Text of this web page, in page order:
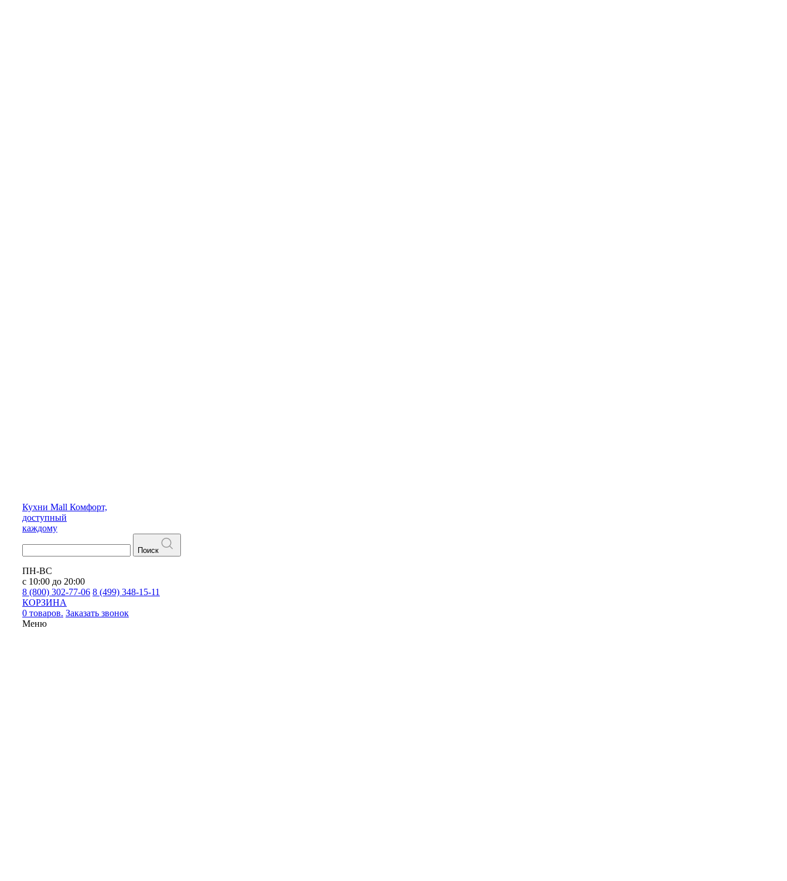
Кухни Mall Комфорт,
доступный
каждому
Поиск
ПН-ВС
с 10:00 до 20:00
8 (800) 302-77-06 8 (499) 348-15-11
КОРЗИНА
0 товаров. Заказать звонок
Меню